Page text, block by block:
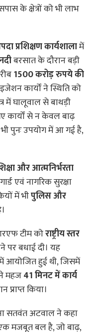
के क्षेत्रों को भी लाभ
प्रशिक्षण कार्यशालामें
बरसात के दौरान बड़ी
1500 करोड़ रुपये की
कार्यों ने स्थिति को
में घालूवाल से बाथड़ी
कार्यों से न केवल बाढ़
पुनः उपयोग में आ गई है,
और आत्मनिर्भरता
एवं नागरिक सुरक्षा
में भीपुलिस और
टीम कोराष्ट्रीय स्तर
पर बधाई दी। यह
में आयोजित हुई थी, जिसमें
महज41 मिनट में कार्य
किया।
सतवंत अटवाल ने कहा
मजबूत बल है, जो बाढ़,